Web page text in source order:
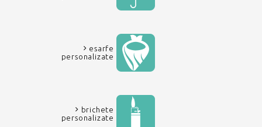
esarfe
personalizate
brichete
personalizate